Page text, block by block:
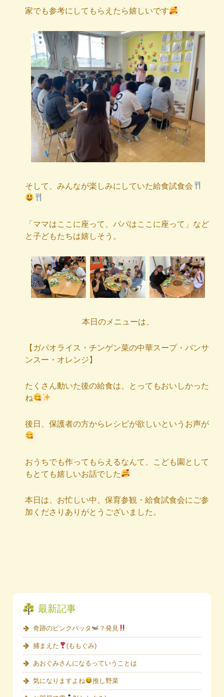
家でも参考にしてもらえたら嬉しいです
そして、みんなが楽しみにしていた給食試食会
「ママはここに座って、パパはここに座って」など
と子どもたちは嬉しそう。
本日のメニューは、
【ガパオライス・チンゲン菜の中華スープ・バンサ
ンスー・オレンジ】
たくさん動いた後の給食は、とってもおいしかった
ね
後日、保護者の方からレシピが欲しいというお声が
おうちでも作ってもらえるなんて、こども園として
もとても嬉しいお話でした
本日は、お忙しい中、保育参観・給食試食会にご参
加くださりありがとうございました。
最新記事
奇跡のピンクバッタ ？発見
捕まえた (ももぐみ)
あおぐみさんになるっていうことは
気になりますよね 推し野菜